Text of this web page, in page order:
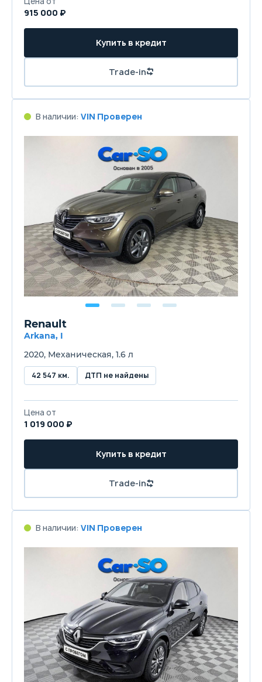
915 000 ₽
Купить в кредит
Trade-in
В наличии: VIN Проверен
Renault
Arkana, I
2020, Механическая, 1.6 л
42 547 км. ДТП не найдены
Цена от
1 019 000 ₽
Купить в кредит
Trade-in
В наличии: VIN Проверен